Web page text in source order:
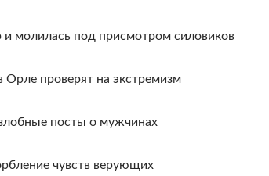
и молилась под присмотром силовиков
проверят на экстремизм
посты о мужчинах
чувств верующих